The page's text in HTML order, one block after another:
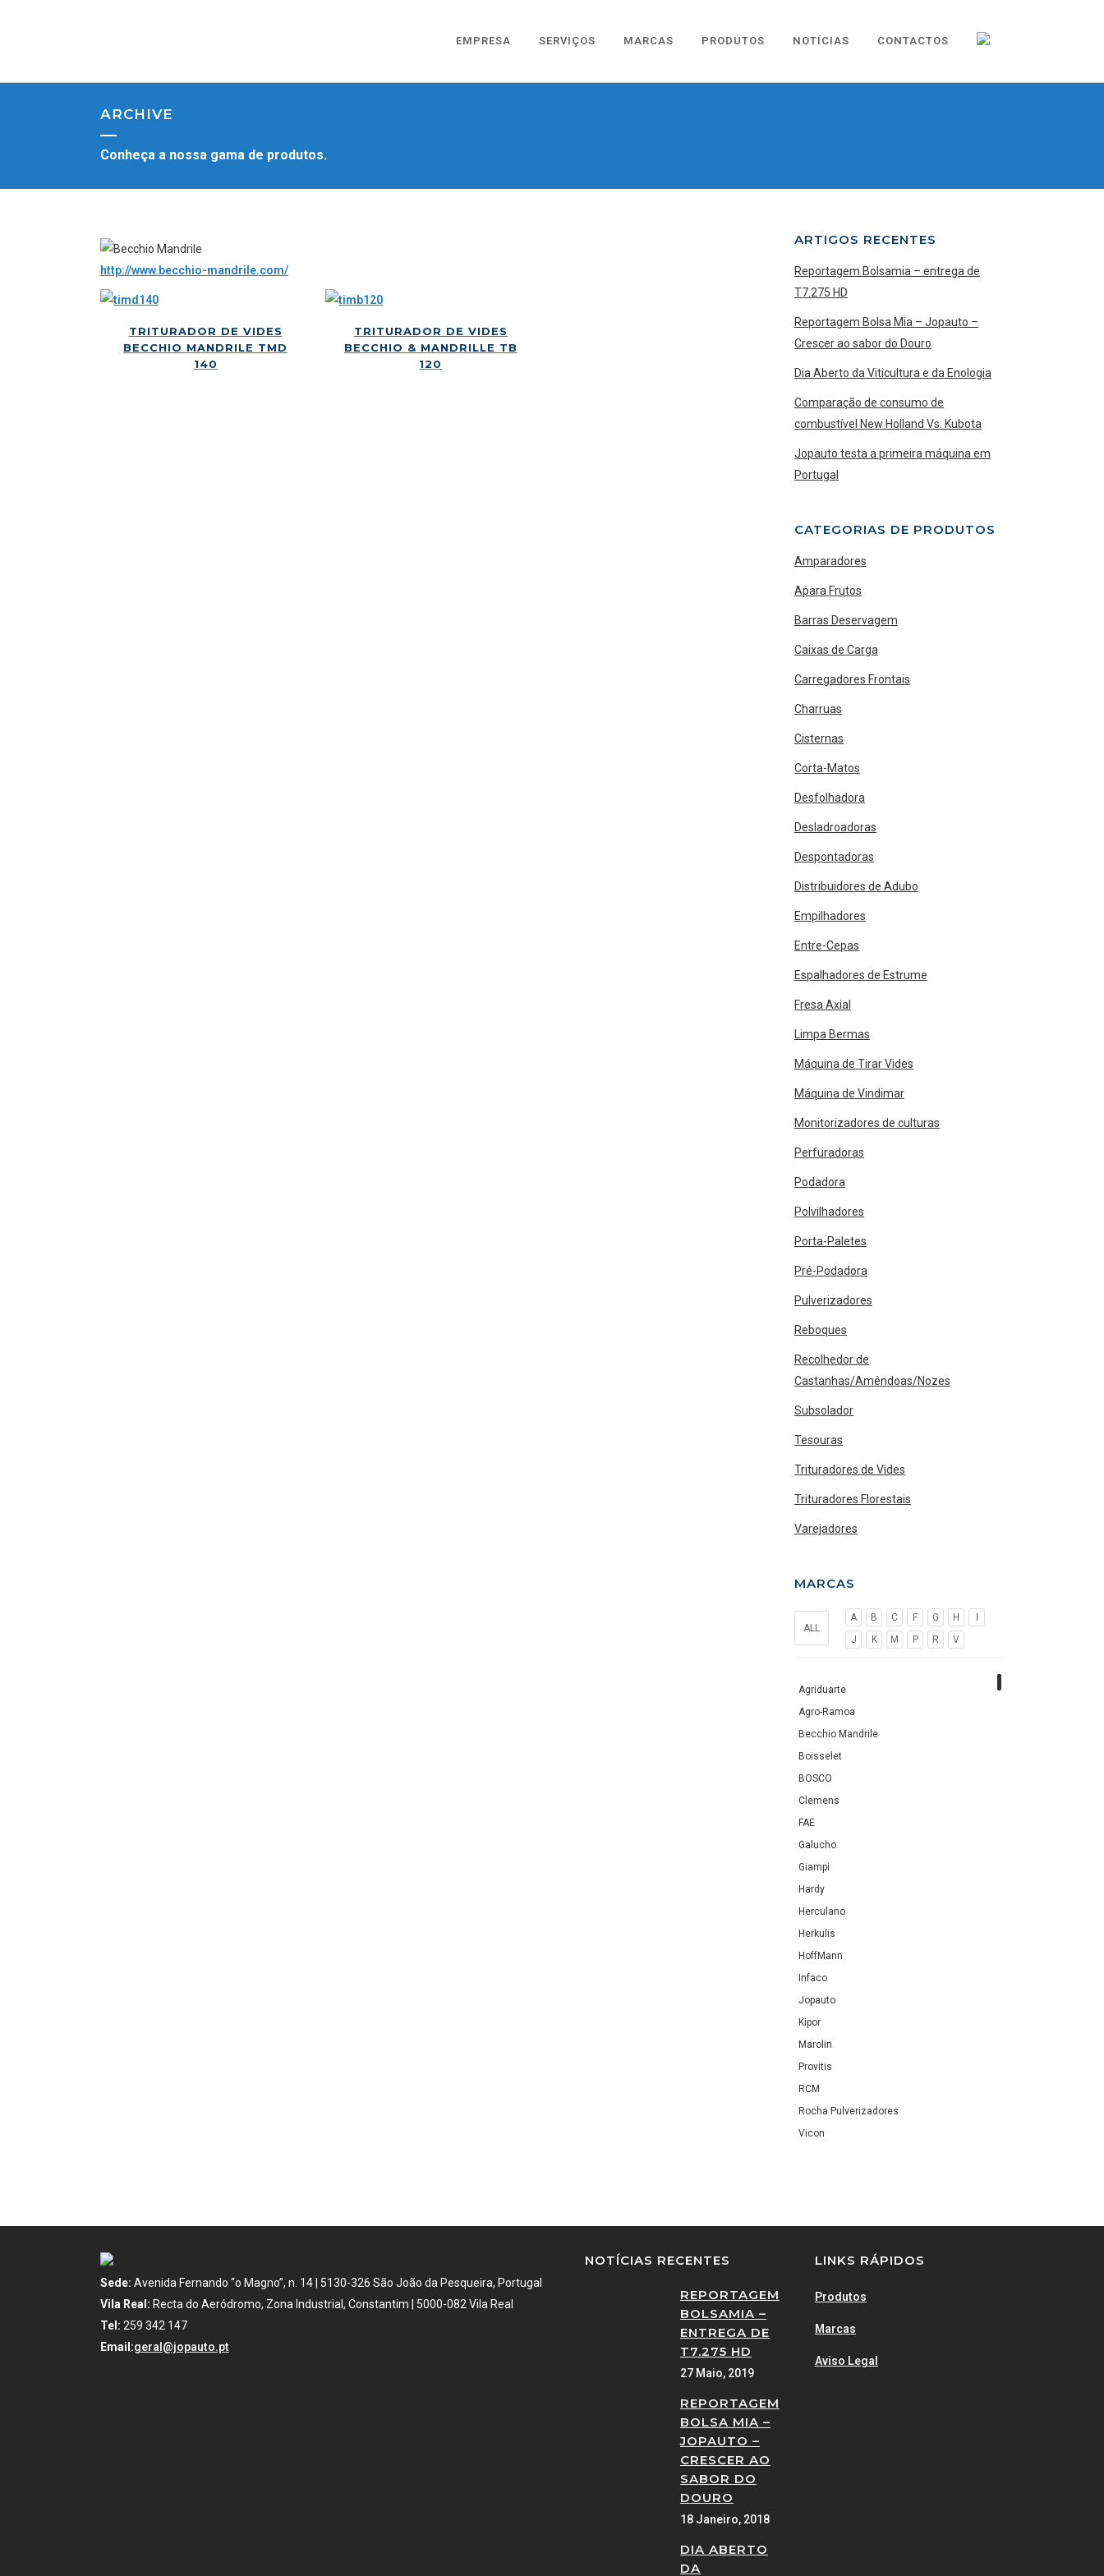
EMPRESA SERVIÇOS MARCAS PRODUTOS NOTÍCIAS CONTACTOS
ARCHIVE
Conheça a nossa gama de produtos.
http://www.becchio-mandrile.com/
TRITURADOR DE VIDES
BECCHIO MANDRILE TMD
140
TRITURADOR DE VIDES
BECCHIO & MANDRILLE TB
120
ARTIGOS RECENTES
Reportagem Bolsamia – entrega de
T7.275 HD
Reportagem Bolsa Mia – Jopauto –
Crescer ao sabor do Douro
Dia Aberto da Viticultura e da Enologia
Comparação de consumo de
combustível New Holland Vs. Kubota
Jopauto testa a primeira máquina em
Portugal
CATEGORIAS DE PRODUTOS
Amparadores
Apara Frutos
Barras Deservagem
Caixas de Carga
Carregadores Frontais
Charruas
Cisternas
Corta-Matos
Desfolhadora
Desladroadoras
Despontadoras
Distribuidores de Adubo
Empilhadores
Entre-Cepas
Espalhadores de Estrume
Fresa Axial
Limpa Bermas
Máquina de Tirar Vides
Máquina de Vindimar
Monitorizadores de culturas
Perfuradoras
Podadora
Polvilhadores
Porta-Paletes
Pré-Podadora
Pulverizadores
Reboques
Recolhedor de
Castanhas/Amêndoas/Nozes
Subsolador
Tesouras
Trituradores de Vides
Trituradores Florestais
Varejadores
MARCAS
ALL
A B C F G H
J
K M P R V
Agriduarte
Agro-Ramoa
Becchio Mandrile
Boisselet
BOSCO
Clemens
FAE
Galucho
Giampi
Hardy
Herculano
Herkulis
HoffMann
Infaco
Jopauto
Kipor
Marolin
Provitis
RCM
Rocha Pulverizadores
Vicon
Sede: Avenida Fernando “o Magno”, n. 14 | 5130-326 São João da Pesqueira, Portugal
Vila Real: Recta do Aeródromo, Zona Industrial, Constantim | 5000-082 Vila Real
Tel: 259 342 147
Email:geral@jopauto.pt
NOTÍCIAS RECENTES
REPORTAGEM
BOLSAMIA –
ENTREGA DE
T7.275 HD
27 Maio, 2019
REPORTAGEM
BOLSA MIA –
JOPAUTO –
CRESCER AO
SABOR DO
DOURO
18 Janeiro, 2018
DIA ABERTO
DA
LINKS RÁPIDOS
Produtos
Marcas
Aviso Legal